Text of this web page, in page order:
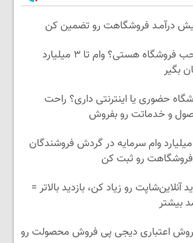
درآمـد فروشگاهت رو تضمین کن
صاحب فروشگاه هستی؟ وام تا ۳ میلیارد
بگیر
حضوری یا اینترنتی داری؟ راحت
و خدماتت رو بفروش
تا 3میلیارد وام سرمایه در گردش فروشندگان
رو ثبت کن
آنلاین‌شاپت رو زیاد کن، بازدید بالاتر =
بیشتر
اعتباری دیجی پی فروش محصولت رو